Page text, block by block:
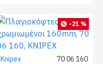
-21 %
Knipex 70 06 160